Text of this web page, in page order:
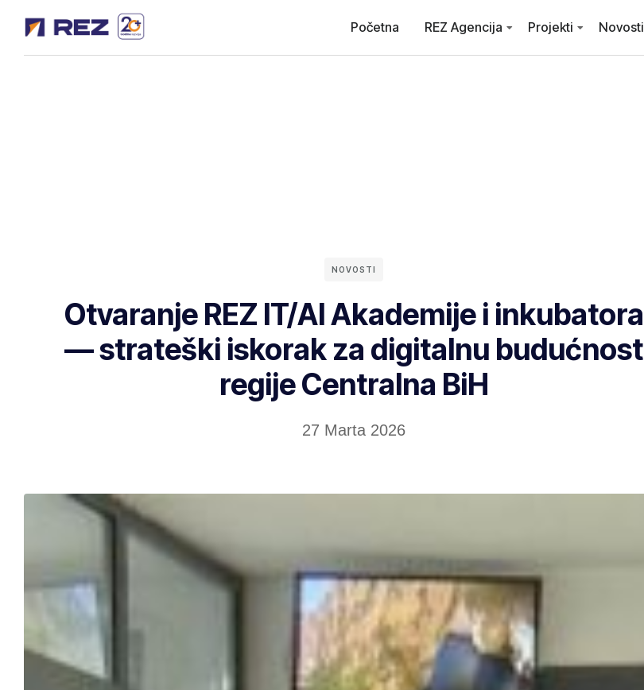
Početna REZ Agencija Projekti Novosti
NOVOSTI
Otvaranje REZ IT/AI Akademije i inkubatora
— strateški iskorak za digitalnu budućnost
regije Centralna BiH
27 Marta 2026